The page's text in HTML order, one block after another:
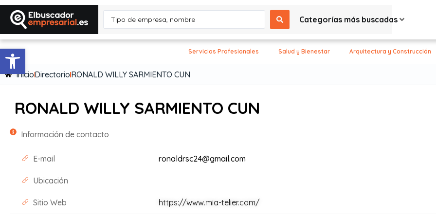
Abrir barra de herramientas
Categorías más buscadas
Servicios Profesionales Salud y Bienestar Arquitectura y Construcción
InicioDirectorioRONALD WILLY SARMIENTO CUN
RONALD WILLY SARMIENTO CUN
Información de contacto
E-mail ronaldrsc24@gmail.com
Ubicación
Sitio Web https://www.mia-telier.com/